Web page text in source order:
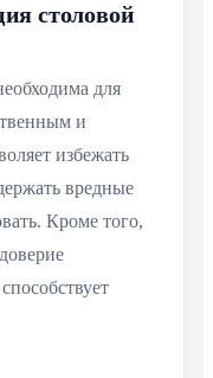
столовой
для
и
избежать
вредные
Кроме того,